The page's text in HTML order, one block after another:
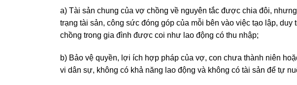
a) Tài sản chung của vợ chồng về nguyên tắc được chia đôi,
trạng tài sản, công sức đóng góp của mỗi bên vào việc tạo lập, duy
chồng trong gia đình được coi như lao động có thu nhập;
b) Bảo vệ quyền, lợi ích hợp pháp của vợ, con chưa thành niên
vi dân sự, không có khả năng lao động và không có tài sản để tự